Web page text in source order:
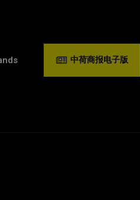
中荷商报电子版